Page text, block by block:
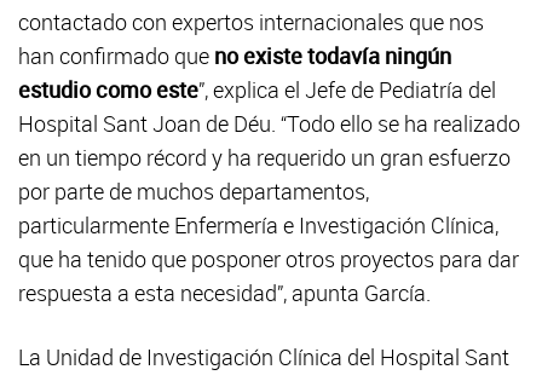
contactado con expertos internacionales que nos
han confirmado que no existe todavía ningún
estudio como este”, explica el Jefe de Pediatría del
Hospital Sant Joan de Déu. “Todo ello se ha realizado
en un tiempo récord y ha requerido un gran esfuerzo
por parte de muchos departamentos,
particularmente Enfermería e Investigación Clínica,
que ha tenido que posponer otros proyectos para dar
respuesta a esta necesidad”, apunta García.
La Unidad de Investigación Clínica del Hospital Sant